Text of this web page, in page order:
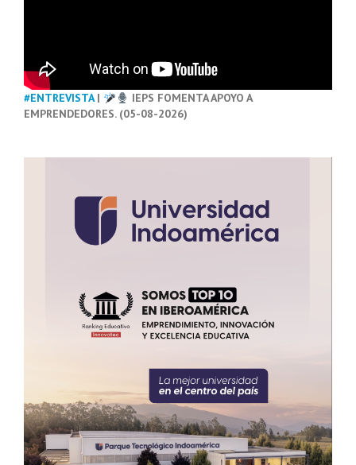
#ENTREVISTA|
IEPS FOMENTA APOYO A
EMPRENDEDORES. (05-08-2026)